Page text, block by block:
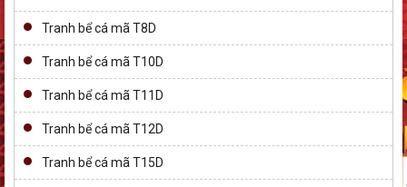
Tranh bể cá mã T8D
Tranh bể cá mã T10D
Tranh bể cá mã T11D
Tranh bể cá mã T12D
Tranh bể cá mã T15D